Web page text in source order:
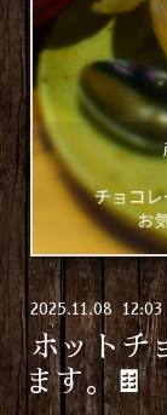
2025.11.08 12:03
ホットチ
ます。🍫